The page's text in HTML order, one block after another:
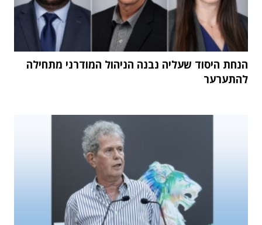
הנחת היסוד שעליה נבנה הניהול המודרני מתחילה
להתערער